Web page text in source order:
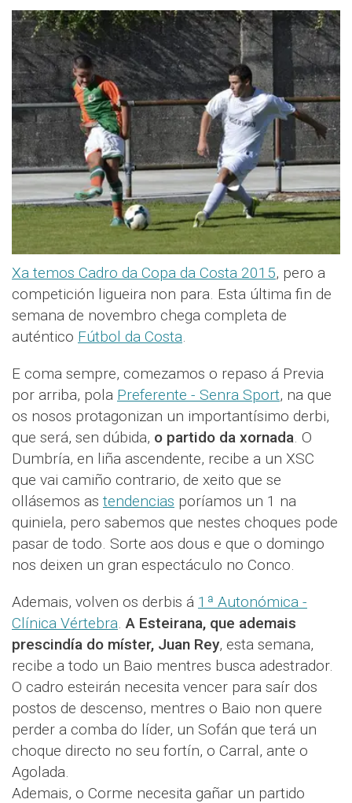
Xa temos Cadro da Copa da Costa 2015, pero a
competición ligueira non para. Esta última fin de
semana de novembro chega completa de
auténtico Fútbol da Costa
E coma sempre, comezamos o repaso á Previa
por arriba, pola Preferente - Senra Sport, na que
os nosos protagonizan un importantísimo derbi,
que será, sen dúbida, o partido da xornada . O
Dumbría, en liña ascendente, recibe a un XSC
que vai camiño contrario, de xeito que se
ollásemos as tendencias poríamos un 1 na
quiniela, pero sabemos que nestes choques pode
pasar de todo. Sorte aos dous e que o domingo
nos deixen un gran espectáculo no Conco.
Ademais, volven os derbis á 1ª Autonómica -
Clínica Vértebra A Esteirana, que ademais
prescindía do míster, Juan Rey, esta semana,
recibe a todo un Baio mentres busca adestrador.
O cadro esteirán necesita vencer para saír dos
postos de descenso, mentres o Baio non quere
perder a comba do líder, un Sofán que terá un
choque directo no seu fortín, o Carral, ante o
Agolada.
Ademais, o Corme necesita gañar un partido